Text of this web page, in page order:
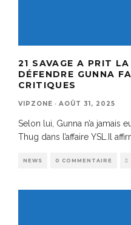
21 SAVAGE A PRIT
DÉFENDRE GUNNA
CRITIQUES
VIPZONE · AOÛT 31, 2025
Selon lui, Gunna n’a jamais
Thug dans l’affaire YSL.Il
NEWS 0 COMMENTAIRE